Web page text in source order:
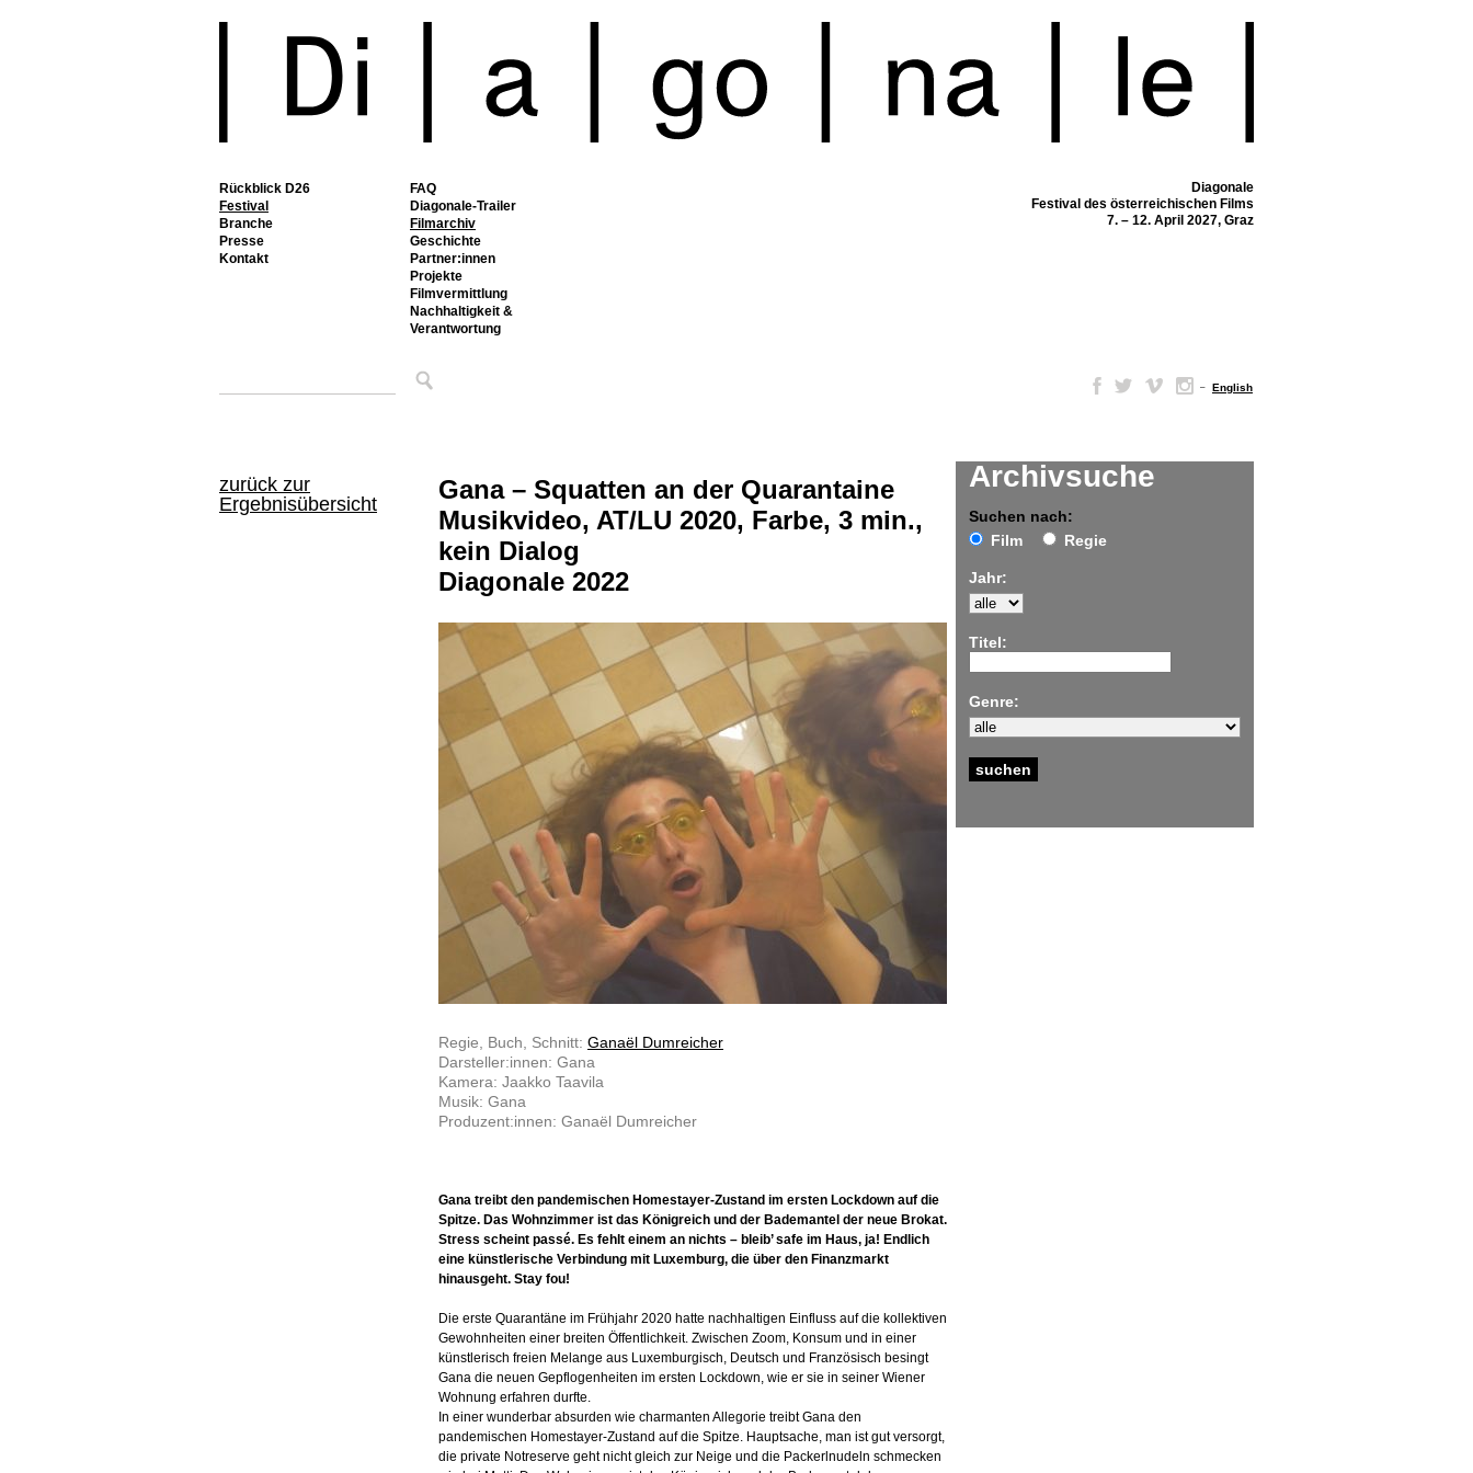
Rückblick D26
Festival
FAQ
Diagonale-Trailer
Filmarchiv
Geschichte
Partner:innen
Projekte
Filmvermittlung
Nachhaltigkeit &
Verantwortung
Branche
Presse
Kontakt
Diagonale
Festival des österreichischen Films
7. – 12. April 2027, Graz
– English
zurück zur
Ergebnisübersicht
Archivsuche
Suchen nach:
Film
Regie
Jahr:
Titel:
Genre:
Gana – Squatten an der Quarantaine
Musikvideo, AT/LU 2020, Farbe, 3 min.,
kein Dialog
Diagonale 2022
Regie, Buch, Schnitt: Ganaël Dumreicher
Darsteller:innen: Gana
Kamera: Jaakko Taavila
Musik: Gana
Produzent:innen: Ganaël Dumreicher
Gana treibt den pandemischen Homestayer-Zustand im ersten Lockdown auf die
Spitze. Das Wohnzimmer ist das Königreich und der Bademantel der neue Brokat.
Stress scheint passé. Es fehlt einem an nichts – bleib’ safe im Haus, ja! Endlich
eine künstlerische Verbindung mit Luxemburg, die über den Finanzmarkt
hinausgeht. Stay fou!
Die erste Quarantäne im Frühjahr 2020 hatte nachhaltigen Einfluss auf die kollektiven
Gewohnheiten einer breiten Öffentlichkeit. Zwischen Zoom, Konsum und in einer
künstlerisch freien Melange aus Luxemburgisch, Deutsch und Französisch besingt
Gana die neuen Gepflogenheiten im ersten Lockdown, wie er sie in seiner Wiener
Wohnung erfahren durfte.
In einer wunderbar absurden wie charmanten Allegorie treibt Gana den
pandemischen Homestayer-Zustand auf die Spitze. Hauptsache, man ist gut versorgt,
die private Notreserve geht nicht gleich zur Neige und die Packerlnudeln schmecken